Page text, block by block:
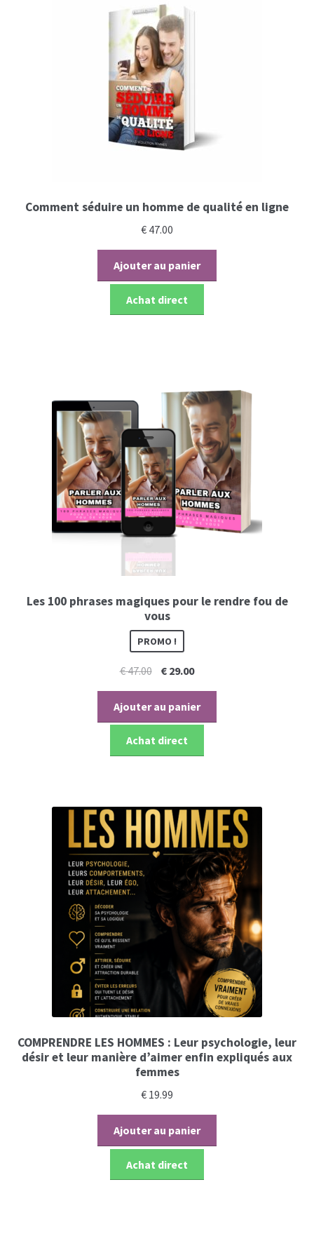
Comment séduire un homme de qualité en ligne
€ 47.00
Ajouter au panier
Achat direct
Les 100 phrases magiques pour le rendre fou de
vous
PROMO !
€47.00 Le
initial
était :
€ 47.00.
€ 29.00Le
actuel
est :
Ajouter au panier
Achat direct
COMPRENDRE LES HOMMES : Leur psychologie, leur
désir et leur manière d’aimer enfin expliqués aux
femmes
€ 19.99
Ajouter au panier
Achat direct